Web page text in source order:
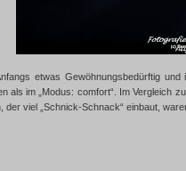
etwas Gewöhnungsbedürftig und
als im „Modus: comfort“. Im Vergleich
der viel „Schnick-Schnack“ einbaut,